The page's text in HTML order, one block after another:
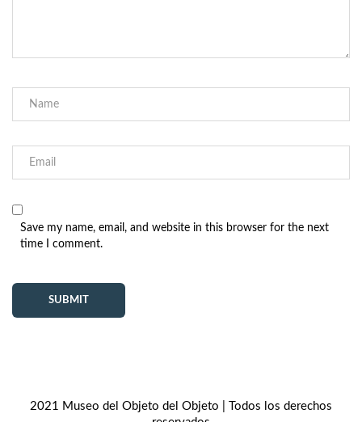
Save my name, email, and website in this browser for the next
time I comment.
2021 Museo del Objeto del Objeto | Todos los derechos